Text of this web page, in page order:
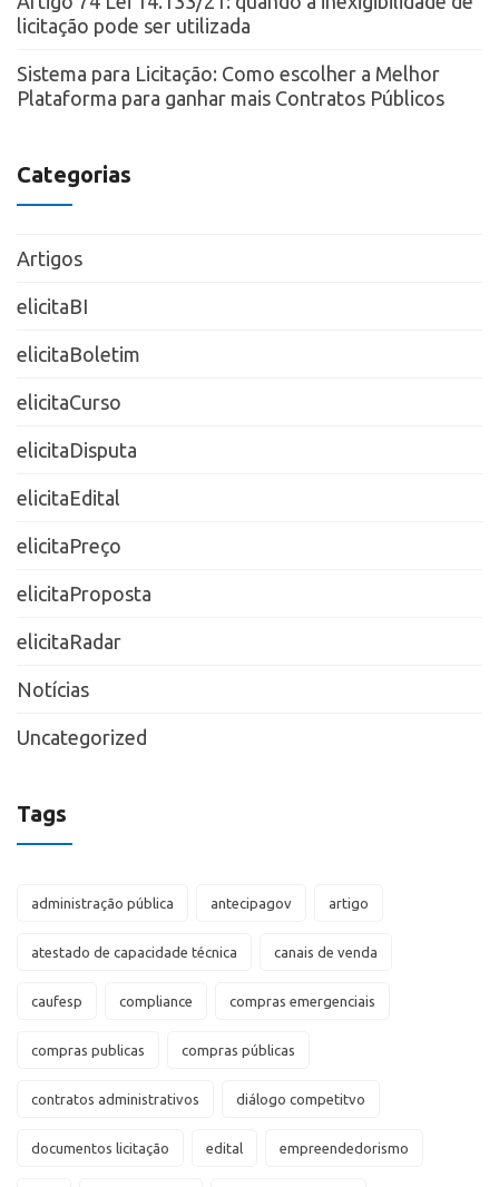
licitação pode ser utilizada
Sistema para Licitação: Como escolher a Melhor
Plataforma para ganhar mais Contratos Públicos
Categorias
Artigos
elicitaBI
elicitaBoletim
elicitaCurso
elicitaDisputa
elicitaEdital
elicitaPreço
elicitaProposta
elicitaRadar
Notícias
Uncategorized
Tags
administração pública antecipagov artigo
atestado de capacidade técnica canais de venda
caufesp compliance compras emergenciais
compras publicas compras públicas
contratos administrativos diálogo competitvo
documentos licitação edital empreendedorismo